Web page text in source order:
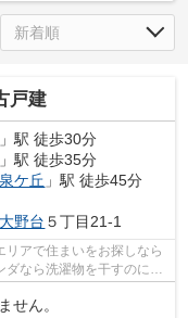
戸建
」駅 徒歩30分
」駅 徒歩35分
泉ケ丘 」駅 徒歩45分
大野台 ５丁目21-1
アで住まいをお探しなら
なら洗濯物を干すのにピ
せん。